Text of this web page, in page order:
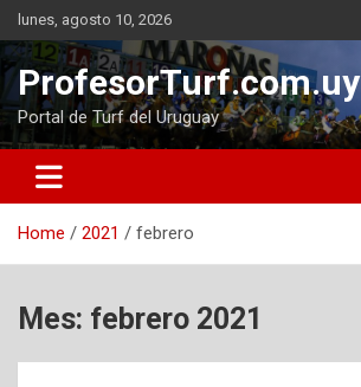
Skip
to
content
lunes, agosto 10, 2026
ProfesorTurf.com.uy
Portal de Turf del Uruguay
Home 2021 febrero
Mes: febrero 2021